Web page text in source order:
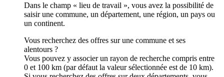
Dans le champ « lieu de travail », vous avez la possibilité de
saisir une commune, un département, une région, un pays ou
un continent.
Vous recherchez des offres sur une commune et ses
alentours ?
Vous pouvez y associer un rayon de recherche compris entre
0 et 100 km (par défaut la valeur sélectionnée est de 10 km).